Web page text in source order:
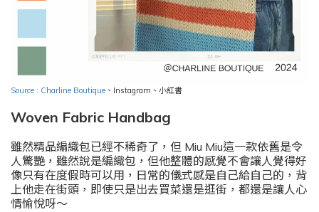
Source : Charline Boutique 、 Instagram 、小紅書
Woven Fabric Handbag
雖然精品編織包已經不稀奇了，但 Miu Miu這一款依舊是令
人驚艷，雖然說是編織包，但他整體的感覺不會讓人覺得好
像只有在度假時可以用，日常的儀式感是自己給自己的，背
上他走在街頭，即使只是出去買菜還是逛街，都還是讓人心
情愉悅呀～